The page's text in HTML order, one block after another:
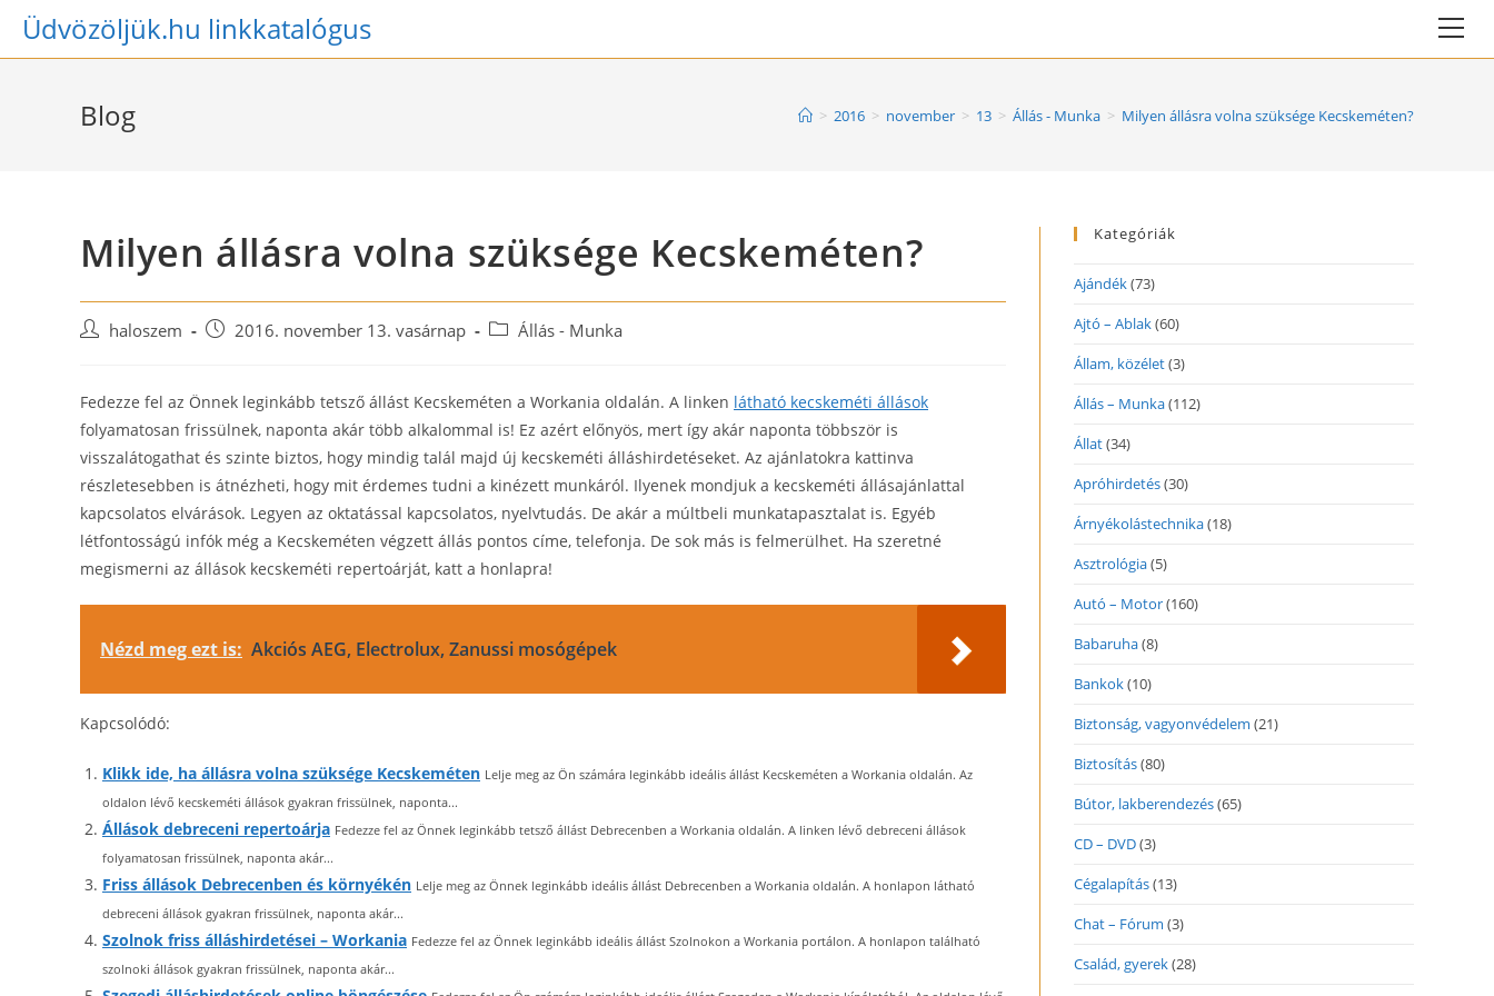
SkipÜdvözöljük.hu linkkatalógus
Blog > 2016 > november > 13 > Állás - Munka > Milyen állásra volna szüksége Kecskeméten?
Milyen állásra volna szüksége Kecskeméten?
Post haloszem
Post 2016. november 13. vasárnap
PostÁllás - Munka
Fedezze fel az Önnek leginkább tetsző állást Kecskeméten a Workania oldalán. A linken látható kecskeméti állások
folyamatosan frissülnek, naponta akár több alkalommal is! Ez azért előnyös, mert így akár naponta többször is
visszalátogathat és szinte biztos, hogy mindig talál majd új kecskeméti álláshirdetéseket. Az ajánlatokra kattinva
részletesebben is átnézheti, hogy mit érdemes tudni a kinézett munkáról. Ilyenek mondjuk a kecskeméti állásajánlattal
kapcsolatos elvárások. Legyen az oktatással kapcsolatos, nyelvtudás. De akár a múltbeli munkatapasztalat is. Egyéb
létfontosságú infók még a Kecskeméten végzett állás pontos címe, telefonja. De sok más is felmerülhet. Ha szeretné
megismerni az állások kecskeméti repertoárját, katt a honlapra!
Nézd meg ezt is: Akciós AEG, Electrolux, Zanussi mosógépek
Kapcsolódó:
Klikk ide, ha állásra volna szüksége Kecskeméten Lelje meg az Ön számára leginkább ideális állást Kecskeméten a Workania oldalán. Az
oldalon lévő kecskeméti állások gyakran frissülnek, naponta...
Állások debreceni repertoárja Fedezze fel az Önnek leginkább tetsző állást Debrecenben a Workania oldalán. A linken lévő debreceni állások
folyamatosan frissülnek, naponta akár...
Friss állások Debrecenben és környékén Lelje meg az Önnek leginkább ideális állást Debrecenben a Workania oldalán. A honlapon látható
debreceni állások gyakran frissülnek, naponta akár...
Szolnok friss álláshirdetései – Workania Fedezze fel az Önnek leginkább ideális állást Szolnokon a Workania portálon. A honlapon található
szolnoki állások gyakran frissülnek, naponta akár...
Kategóriák
Ajándék(73)
Ajtó – Ablak(60)
Állam, közélet(3)
Állás – Munka(112)
Állat(34)
Apróhirdetés(30)
Árnyékolástechnika(18)
Asztrológia(5)
Autó – Motor(160)
Babaruha(8)
Bankok(10)
Biztonság, vagyonvédelem (21)
Biztosítás(80)
Bútor, lakberendezés(65)
CD – DVD(3)
Cégalapítás(13)
Chat – Fórum (3)
Család, gyerek(28)